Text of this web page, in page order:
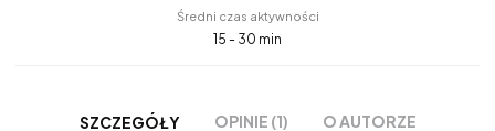
Średni czas aktywności
15 - 30 min
SZCZEGÓŁY OPINIE (1) O AUTORZE